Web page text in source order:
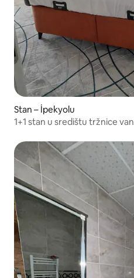
Stan – İpekyolu
1+1 stan u središtu tržnice van